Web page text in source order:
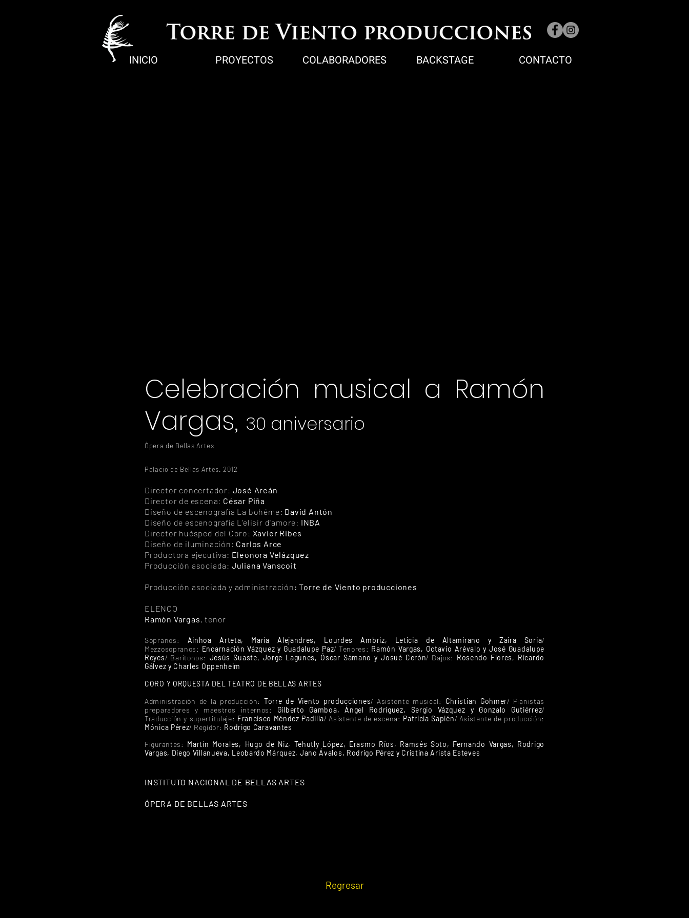
INICIO PROYECTOS COLABORADORES BACKSTAGE CONTACTO
Celebración musical a Ramón
Vargas, 30 aniversario
Ópera de Bellas Artes
Palacio de Bellas Artes. 2012
Director concertador: José Areán
Director de escena: César Piña
Diseño de escenografía La bohéme: David Antón
Diseño de escenografía L'elisir d'amore: INBA
Director huésped del Coro: Xavier Ribes
Diseño de iluminación: Carlos Arce
Productora ejecutiva: Eleonora Velázquez
Producción asociada: Juliana Vanscoit
Producción asociada y administración: Torre de Viento producciones
ELENCO
Ramón Vargas, tenor
Sopranos: Ainhoa Arteta, María Alejandres, Lourdes Ambriz, Leticia de Altamirano y Zaira Soria/
Mezzosopranos: Encarnación Vázquez y Guadalupe Paz/ Tenores: Ramón Vargas, Octavio Arévalo y José Guadalupe
Reyes/ Barítonos: Jesús Suaste, Jorge Lagunes, Óscar Sámano y Josué Cerón/ Bajos: Rosendo Flores, Ricardo
Gálvez y Charles Oppenheim
CORO Y ORQUESTA DEL TEATRO DE BELLAS ARTES
Administración de la producción: Torre de Viento producciones/ Asistente musical: Christian Gohmer/ Pianistas
preparadores y maestros internos: Gilberto Gamboa, Ángel Rodríguez, Sergio Vázquez y Gonzalo Gutiérrez/
Traducción y supertitulaje: Francisco Méndez Padilla/ Asistente de escena: Patricia Sapién/ Asistente de producción:
Mónica Pérez/ Regidor: Rodrigo Caravantes
Figurantes: Martín Morales, Hugo de Niz, Tehutly López, Erasmo Ríos, Ramsés Soto, Fernando Vargas, Rodrigo
Vargas, Diego Villanueva, Leobardo Márquez, Jano Ávalos, Rodrigo Pérez y Cristina Arista Esteves
INSTITUTO NACIONAL DE BELLAS ARTES
ÓPERA DE BELLAS ARTES
Regresar